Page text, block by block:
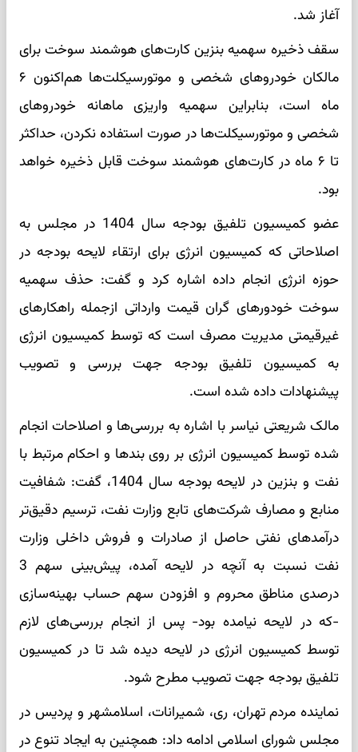
آغاز شد.
سقف ذخیره سهمیه بنزین کارت‌های هوشمند سوخت برای
مالکان خودروهای شخصی و موتورسیکلت‌ها هم‌اکنون ۶
ماه است، بنابراین سهمیه واریزی ماهانه خودروهای
شخصی و موتورسیکلت‌ها در صورت استفاده نکردن، حداکثر
تا ۶ ماه در کارت‌های هوشمند سوخت قابل ذخیره خواهد
بود.
عضو کمیسیون تلفیق بودجه سال 1404 در مجلس به
اصلاحاتی که کمیسیون انرژی برای ارتقاء لایحه بودجه در
حوزه انرژی انجام داده اشاره کرد و گفت: حذف سهمیه
سوخت خودورهای گران قیمت وارداتی ازجمله راهکارهای
غیرقیمتی مدیریت مصرف است که توسط کمیسیون انرژی
به کمیسیون تلفیق بودجه جهت بررسی و تصویب
پیشنهادات داده شده است.
مالک شریعتی نیاسر با اشاره به بررسی‌ها و اصلاحات انجام
شده توسط کمیسیون انرژی بر روی بندها و احکام مرتبط با
نفت و بنزین در لایحه بودجه سال 1404، گفت: شفافیت
منابع و مصارف شرکت‌های تابع وزارت نفت، ترسیم دقیق‌تر
درآمدهای نفتی حاصل از صادرات و فروش داخلی وزارت
نفت نسبت به آنچه در لایحه آمده، پیش‌بینی سهم 3
درصدی مناطق محروم و افزودن سهم حساب بهینه‌سازی
-که در لایحه نیامده بود- پس از انجام بررسی‌های لازم
توسط کمیسیون انرژی در لایحه دیده شد تا در کمیسیون
تلفیق بودجه جهت تصویب مطرح شود.
نماینده مردم تهران، ری، شمیرانات، اسلامشهر و پردیس در
مجلس شورای اسلامی ادامه داد: همچنین به ایجاد تنوع در